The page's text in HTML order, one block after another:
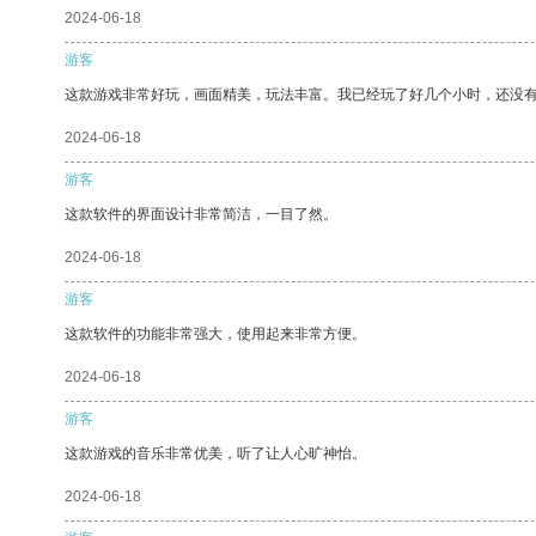
2024-06-18
游客
这款游戏非常好玩，画面精美，玩法丰富。我已经玩了好几个小时，还没
2024-06-18
游客
这款软件的界面设计非常简洁，一目了然。
2024-06-18
游客
这款软件的功能非常强大，使用起来非常方便。
2024-06-18
游客
这款游戏的音乐非常优美，听了让人心旷神怡。
2024-06-18